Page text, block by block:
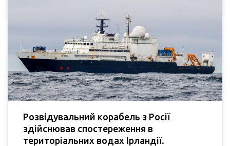
Розвідувальний корабель з Росії
здійснював спостереження в
територіальних водах Ірландії.